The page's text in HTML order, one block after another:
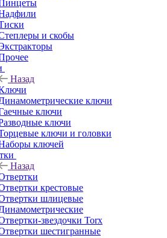
и скобы
Назад
ключи
ключи
ключи
ключи и головки
ключей
Назад
крестовые
шлицевые
звездочки Torx
шестигранные